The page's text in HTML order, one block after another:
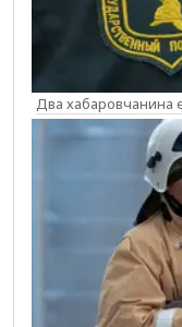
Два хабаровчанина